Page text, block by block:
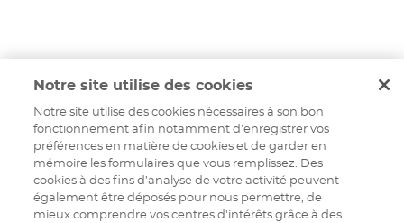
Notre site utilise des cookies
Notre site utilise des cookies nécessaires à son bon
fonctionnement afin notamment d’enregistrer vos
préférences en matière de cookies et de garder en
mémoire les formulaires que vous remplissez. Des
cookies à des fins d’analyse de votre activité peuvent
également être déposés pour nous permettre, de
mieux comprendre vos centres d'intérêts grâce à des